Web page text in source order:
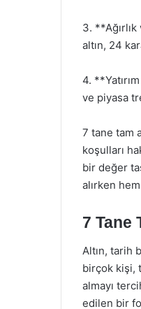
3.
altın, 24
4.
ve piyasa
7 tane tam
koşulları
bir değer
alırken
7 Tane
Altın, tarih
birçok kişi,
almayı
edilen bir